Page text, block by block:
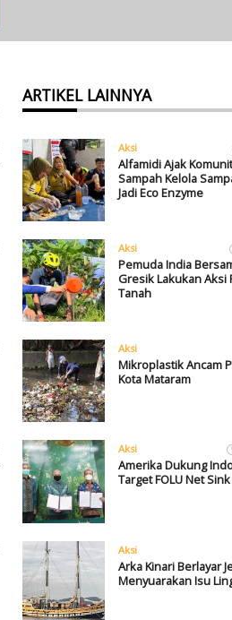
ARTIKEL LAINNYA
Aksi
Alfamidi Ajak
Sampah Kelola
Jadi Eco Enzyme
Aksi
Pemuda India
Gresik Lakukan Aksi
Tanah
Aksi
Mikroplastik Ancam
Kota Mataram
Aksi
Amerika Dukung
Target FOLU Net Sink
Aksi
Arka Kinari Berlayar
Menyuarakan Isu